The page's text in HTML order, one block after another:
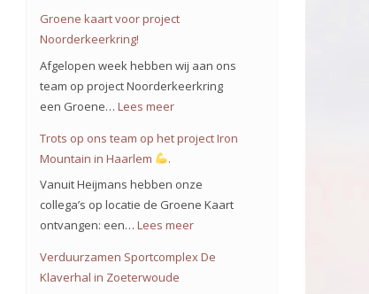
Mooie
bij
Nieuw
Vennep!
Groene kaart voor project
Noorderkeerkring!
Afgelopen week hebben wij aan ons
team op project Noorderkeerkring
een Groene… Lees meer:
kaart
Trots op ons team op het project Iron
Mountain in Haarlem
.
Vanuit Heijmans hebben onze
collega’s op locatie de Groene Kaart
ontvangen: een… Lees meer:
Verduurzamen Sportcomplex De
Klaverhal in Zoeterwoude